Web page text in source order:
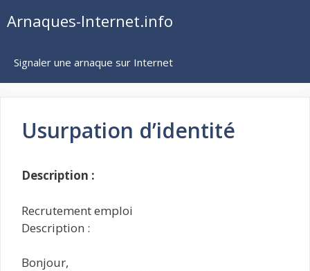
auArnaques-Internet.info
Signaler une arnaque sur Internet
Usurpation d’identité
Description :
Recrutement emploi
Description :
Bonjour,